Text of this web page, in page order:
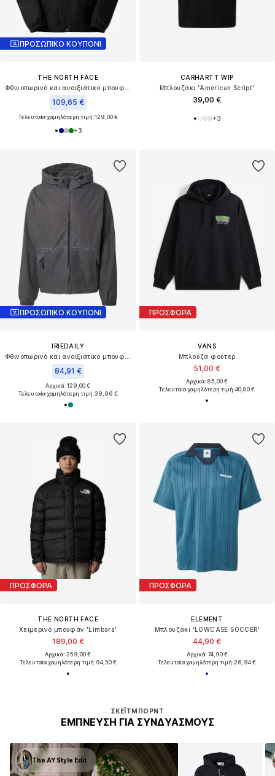
ΠΡΟΣΩΠΙΚΟ ΚΟΥΠΟΝΙ
THE NORTH FACE
109,65 €
Τελευταία χαμηλότερη τιμή:129,00 €
+3
CARHARTT WIP
Μπλουζάκι 'American Script'
39,00 €
+3
ΠΡΟΣΩΠΙΚΟ ΚΟΥΠΟΝΙ
IRIEDAILY
84,91 €
Αρχικά: 129,00 €
Τελευταία χαμηλότερη τιμή:39,96 €
ΠΡΟΣΦΟΡΑ
VANS
Μπλούζα φούτερ
51,00 €
Αρχικά: 85,00 €
Τελευταία χαμηλότερη τιμή:40,80 €
ΠΡΟΣΦΟΡΑ
THE NORTH FACE
Χειμερινό μπουφάν 'Limbara'
189,00 €
Αρχικά: 259,00 €
Τελευταία χαμηλότερη τιμή:94,50 €
ΠΡΟΣΦΟΡΑ
ELEMENT
Μπλουζάκι 'LOWCASE SOCCER'
44,90 €
Αρχικά: 74,90 €
Τελευταία χαμηλότερη τιμή:26,94 €
ΣΚΈΙΤΜΠΟΡΝΤ
ΈΜΠΝΕΥΣΗ ΓΙΑ ΣΥΝΔΥΑΣΜΟΎΣ
The AY Style Edit